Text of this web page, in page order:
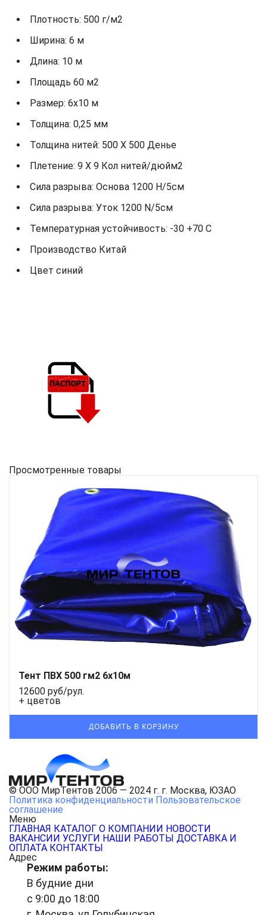
Плотность: 500 г/м2
Ширина: 6 м
Длина: 10 м
Площадь 60 м2
Размер: 6х10 м
Толщина: 0,25 мм
Толщина нитей: 500 X 500 Денье
Плетение: 9 X 9 Кол нитей/дюйм2
Сила разрыва: Основа 1200 Н/5см
Сила разрыва: Уток 1200 N/5см
Температурная устойчивость: -30 +70 С
Производство Китай
Цвет синий
Просмотренные товары
Тент ПВХ 500 гм2 6x10м
12600 руб/рул.
+ цветов
© ООО МирТентов 2006 — 2024 г. г. Москва, ЮЗАО
Политика конфиденциальности Пользовательское
соглашение
Меню
ГЛАВНАЯ КАТАЛОГ О КОМПАНИИ НОВОСТИ
ВАКАНСИИ УСЛУГИ НАШИ РАБОТЫ ДОСТАВКА И
ОПЛАТА КОНТАКТЫ
Адрес
Режим работы:
В будние дни
с 9:00 до 18:00